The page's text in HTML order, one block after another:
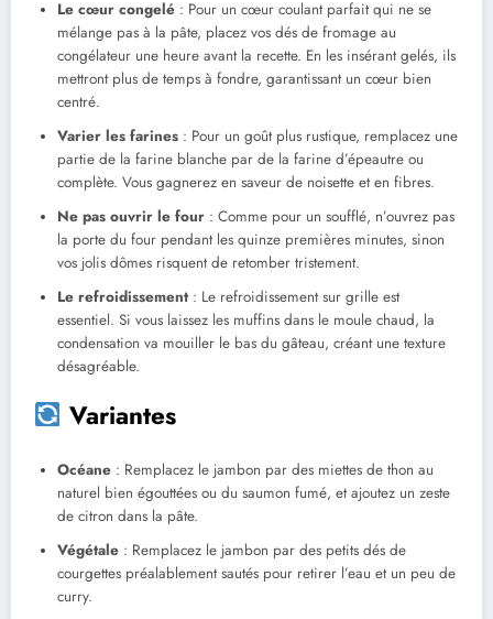
Le cœur congelé : Pour un cœur coulant parfait qui ne se
mélange pas à la pâte, placez vos dés de fromage au
congélateur une heure avant la recette. En les insérant gelés, ils
mettront plus de temps à fondre, garantissant un cœur bien
centré.
Varier les farines : Pour un goût plus rustique, remplacez une
partie de la farine blanche par de la farine d’épeautre ou
complète. Vous gagnerez en saveur de noisette et en fibres.
Ne pas ouvrir le four : Comme pour un soufflé, n’ouvrez pas
la porte du four pendant les quinze premières minutes, sinon
vos jolis dômes risquent de retomber tristement.
Le refroidissement: Le refroidissement sur grille est
essentiel. Si vous laissez les muffins dans le moule chaud, la
condensation va mouiller le bas du gâteau, créant une texture
désagréable.
Variantes
Océane : Remplacez le jambon par des miettes de thon au
naturel bien égouttées ou du saumon fumé, et ajoutez un zeste
de citron dans la pâte.
Végétale : Remplacez le jambon par des petits dés de
courgettes préalablement sautés pour retirer l’eau et un peu de
curry.